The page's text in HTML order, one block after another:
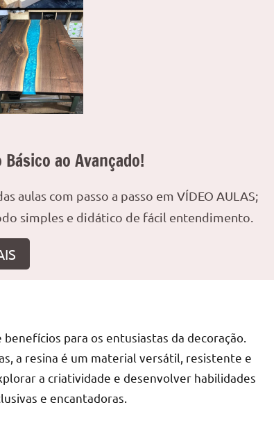
ao Avançado!
aulas com passo a passo em VÍDEO AULAS;
simples e didático de fácil entendimento.
para os entusiastas da decoração.
a resina é um material versátil, resistente e
a criatividade e desenvolver habilidades
e encantadoras.